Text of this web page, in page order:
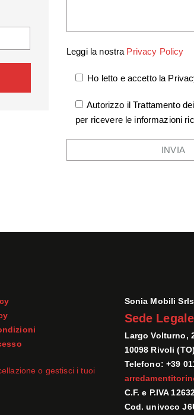
Leggi la nostra Privacy Policy
Ho letto e accetto la
Autorizzo il Trattamento
per ricevere le informazioni
o gestisci i tuoi
Sonia Mobili Srls
Sede
Largo Volturno,
10098 Rivoli (TO)
Telefono: +39
C.F. e P.IVA
Cod. univoco